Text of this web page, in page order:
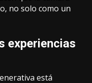
no solo como un
experiencias
está